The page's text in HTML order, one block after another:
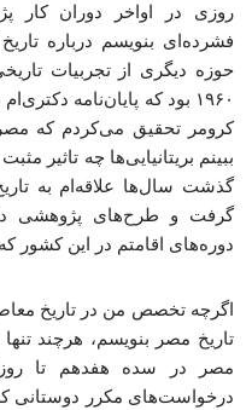
روزی در اواخر دوران کار
فشرده‌ای بنویسم درباره
حوزه دیگری از تجربیات
۱۹۶۰ بود که پایان‌نامه
کرومر تحقیق می‌کردم که مصر
ببینم بریتانیایی‌ها چه تاثیر
گذشت سال‌ها علاقه‌ام به
گرفت و طرح‌های پژوهشی
دوره‌های اقامتم در این کشور
اگرچه تخصص من در تاریخ
تاریخ مصر بنویسم، هرچند
مصر در سده هفدهم تا
درخواست‌های مکرر دوستانی